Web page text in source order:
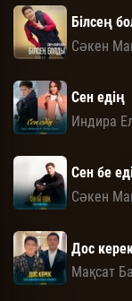
Білсең
Сәкен
Сен едің
Индира
Сен бе
Сәкен
Дос
Мақсат